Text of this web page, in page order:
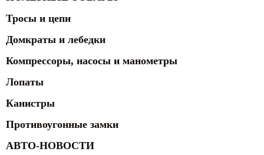
Тросы и цепи
Домкраты и лебедки
Компрессоры, насосы и манометры
Лопаты
Канистры
Противоугонные замки
АВТО-НОВОСТИ